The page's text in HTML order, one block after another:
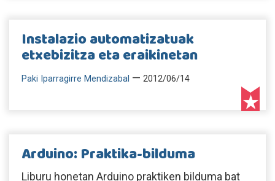
Instalazio automatizatuak
etxebizitza eta eraikinetan
Paki Iparragirre Mendizabal — 2012/06/14
Arduino: Praktika-bilduma
Liburu honetan Arduino praktiken bilduma bat